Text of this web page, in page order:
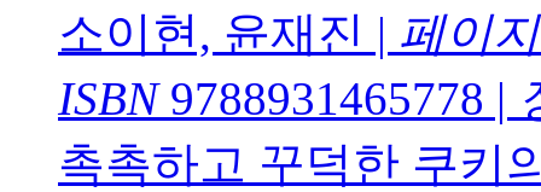
소이현, 윤재진 | 페이지
ISBN9788931465778 |
촉촉하고 꾸덕한 쿠키